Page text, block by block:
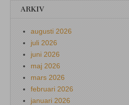
ARKIV
augusti 2026
juli 2026
juni 2026
maj 2026
mars 2026
februari 2026
januari 2026